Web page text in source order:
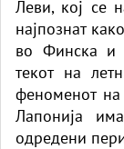
Леви, кој се
најпознат
во Финска и
текот на
феноменот
Лапонија
одредени